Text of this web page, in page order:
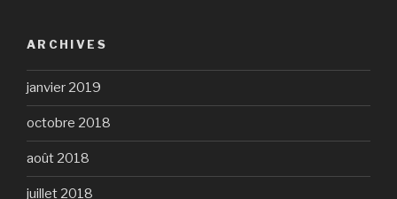
ARCHIVES
janvier 2019
octobre 2018
août 2018
juillet 2018